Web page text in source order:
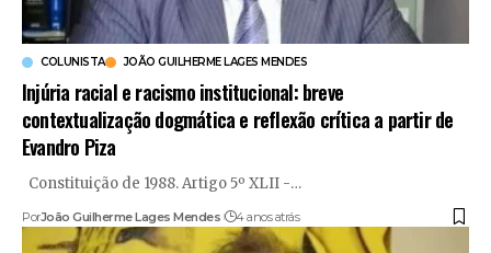
COLUNISTA JOÃO GUILHERME LAGES MENDES
​Injúria racial e racismo institucional: breve
contextualização dogmática e reflexão crítica a partir de
Evandro Piza
Constituição de 1988. Artigo 5º XLII -…
PorJoão Guilherme Lages Mendes 4 anos atrás